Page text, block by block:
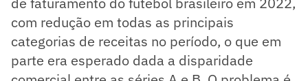
com redução em todas as principais
categorias de receitas no período, o que em
parte era esperado dada a disparidade